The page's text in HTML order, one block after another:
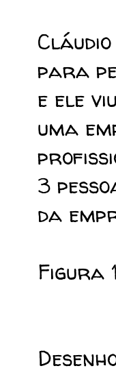
para
e ele
uma
3
da
Figura